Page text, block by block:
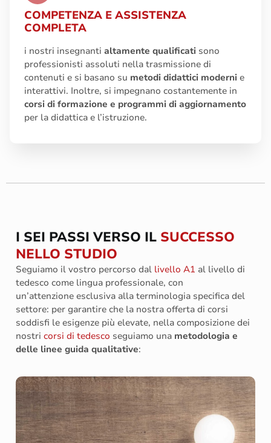
COMPETENZA E ASSISTENZA
COMPLETA
i nostri insegnanti altamente qualificati sono
professionisti assoluti nella trasmissione di
contenuti e si basano su metodi didattici moderni e
interattivi. Inoltre, si impegnano costantemente in
corsi di formazione e programmi di aggiornamento
per la didattica e l’istruzione.
I SEI PASSI VERSO IL SUCCESSO
NELLO STUDIO
Seguiamo il vostro percorso dal livello A1 al livello di
tedesco come lingua professionale, con
un’attenzione esclusiva alla terminologia specifica del
settore: per garantire che la nostra offerta di corsi
soddisfi le esigenze più elevate, nella composizione dei
nostri corsi di tedesco seguiamo una metodologia e
delle linee guida qualitative: